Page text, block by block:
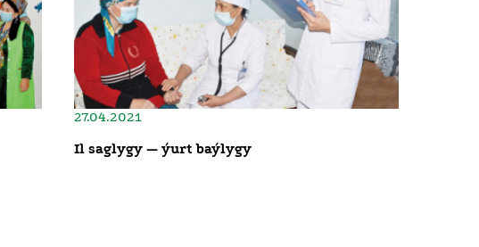
27.04.2021
Il saglygy — ýurt baýlygy